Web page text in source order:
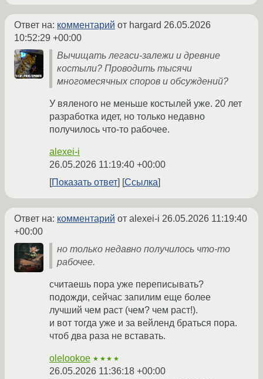
Ответ на: комментарий от hargard 26.05.2026
10:52:29 +00:00
Вычищать легаси-залежи и древние
костыли? Проводить тысячи
многомесячных споров и обсуждений?
У вяленого не меньше костылей уже. 20 лет
разработка идет, но только недавно
получилось что-то рабочее.
alexei-i
26.05.2026 11:19:40 +00:00
Показать ответ
Ссылка
Ответ на: комментарий от alexei-i 26.05.2026 11:19:40
+00:00
но только недавно получилось что-то
рабочее.
считаешь пора уже переписывать?
подожди, сейчас запилим еще более
лучший чем раст (чем? чем раст!).
и вот тогда уже и за вейленд браться пора.
чтоб два раза не вставать.
olelookoe ★★★★
26.05.2026 11:36:18 +00:00